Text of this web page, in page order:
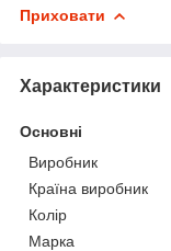
Приховати
Характеристики
Основні
Виробник
Країна виробник
Колір
Марка